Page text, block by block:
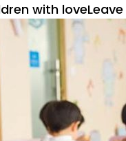
with love